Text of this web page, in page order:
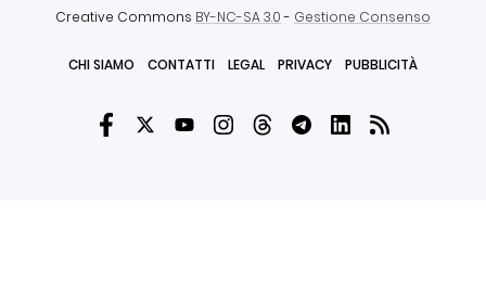
Creative Commons BY-NC-SA 3.0- Gestione Consenso
CHI SIAMO CONTATTI LEGAL PRIVACY PUBBLICITÀ